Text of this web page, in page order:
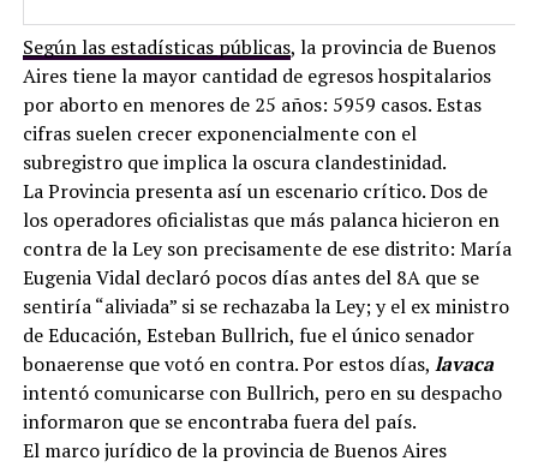
Según las estadísticas públicas, la provincia de Buenos
Aires tiene la mayor cantidad de egresos hospitalarios
por aborto en menores de 25 años: 5959 casos. Estas
cifras suelen crecer exponencialmente con el
subregistro que implica la oscura clandestinidad.
La Provincia presenta así un escenario crítico. Dos de
los operadores oficialistas que más palanca hicieron en
contra de la Ley son precisamente de ese distrito: María
Eugenia Vidal declaró pocos días antes del 8A que se
sentiría “aliviada” si se rechazaba la Ley; y el ex ministro
de Educación, Esteban Bullrich, fue el único senador
bonaerense que votó en contra. Por estos días, lavaca
intentó comunicarse con Bullrich, pero en su despacho
informaron que se encontraba fuera del país.
El marco jurídico de la provincia de Buenos Aires